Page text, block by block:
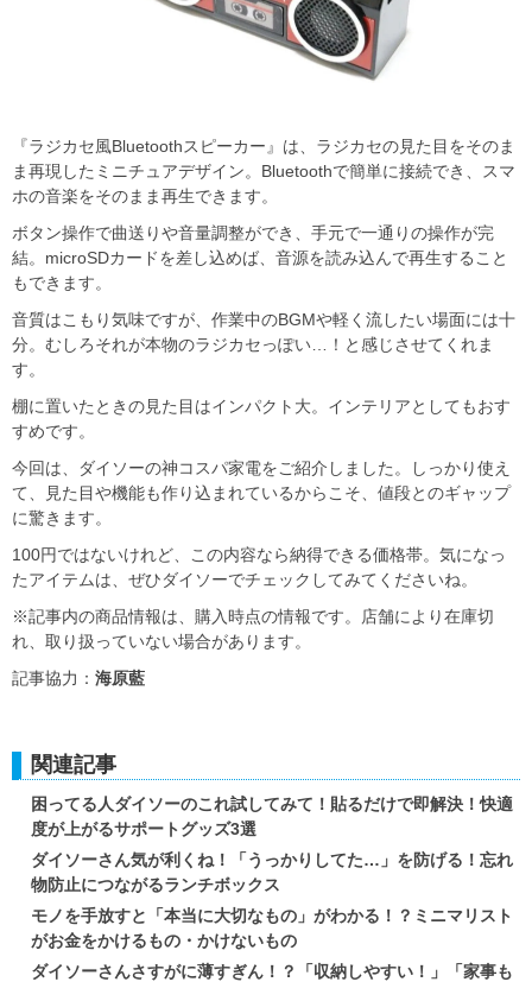
『ラジカセ風Bluetoothスピーカー』は、ラジカセの見た目をそのま
ま再現したミニチュアデザイン。Bluetoothで簡単に接続でき、スマ
ホの音楽をそのまま再生できます。
ボタン操作で曲送りや音量調整ができ、手元で一通りの操作が完
結。microSDカードを差し込めば、音源を読み込んで再生すること
もできます。
音質はこもり気味ですが、作業中のBGMや軽く流したい場面には十
分。むしろそれが本物のラジカセっぽい…！と感じさせてくれま
す。
棚に置いたときの見た目はインパクト大。インテリアとしてもおす
すめです。
今回は、ダイソーの神コスパ家電をご紹介しました。しっかり使え
て、見た目や機能も作り込まれているからこそ、値段とのギャップ
に驚きます。
100円ではないけれど、この内容なら納得できる価格帯。気になっ
たアイテムは、ぜひダイソーでチェックしてみてくださいね。
※記事内の商品情報は、購入時点の情報です。店舗により在庫切
れ、取り扱っていない場合があります。
記事協力： 海原藍
関連記事
困ってる人ダイソーのこれ試してみて！貼るだけで即解決！快適
度が上がるサポートグッズ3選
ダイソーさん気が利くね！「うっかりしてた…」を防げる！忘れ
物防止につながるランチボックス
モノを手放すと「本当に大切なもの」がわかる！？ミニマリスト
がお金をかけるもの・かけないもの
ダイソーさんさすがに薄すぎん！？「収納しやすい！」「家事も